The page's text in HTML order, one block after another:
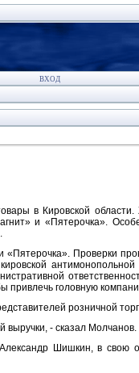
ВХОД
в Кировской
и «Пятерочка».
Проверки
антимонопольной
привлечь головную
розничной
выручки, - сказал Молчанов.
Шишкин, в свою